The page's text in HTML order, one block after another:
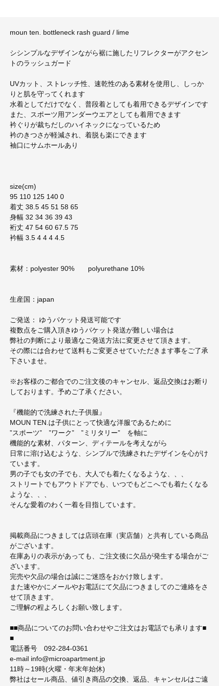
moun ten. bottleneck rash guard / lime
シシンプルなデザインながら裾に施したリフレクターがアクセン
トのラッシュガード
UVカット、ストレッチ性、速乾性のある素材を使用し、しっか
りと肌を守ってくれます
水着としてだけでなく、普段着としても着用できるデザインです
また、スポーツ用アンダーウエアとしても着用できます
衿ぐりが裁ちだしのハイネックになっているため
衿のきつさが軽減され、着脱も楽にできます
袖口にサムホールあり
size(cm)
95 110 125 140 0
着丈 38.5 45 51 58 65
身幅 32 34 36 39 43
裄丈 47 54 60 67.5 75
衿幅 3.5 4 4 4 4.5
素材：polyester 90% polyurethane 10%
生産国：japan
ご発送： ゆうパケット発送可能です
複数点をご購入頂きゆうパケット発送が難しい場合は
弊社の判断により最適なご発送方法に変更させて頂きます。
その際には合わせて送料もご変更させていただきます事をご了承
下さいませ。
※お客様のご都合でのご注文後のキャンセル、返品交換はお断り
しております。予めご了承ください。
『機能的で洗練された子供服』
MOUN TEN.は子供にとって快適な洋服であるために
”スポーツ” ”ワーク” ”ミリタリー” を軸に
機能的な素材、パターン、ディテールを考えながら
日常に溶け込むような、シンプルで洗練されたデザインを心がけ
ています。
男の子でも女の子でも、大人でも着たくなるような、、、
ストリートでもアウトドアでも、いつでもどこへでも着たくなる
ような、、、
そんな愛着のわく一着を目指しています。
掲載商品につきましては店頭在庫（実店舗）と共有している商品
がございます。
在庫ありの表示があっても、ご注文後に欠品が発生する場合がご
ざいます。
完売や欠品の場合は誠にご迷惑をおかけ致します。
また速やかにメールやお電話にて欠品につきましてのご連絡をさ
せて頂きます。
ご理解の程よろしくお願い致します。
■■商品についてのお問い合わせやご注文はお電話でも承ります■
■
電話番号 092-284-0361
e-mail info@microapartment.jp
11時～19時(火曜・年末年始休)
弊社はセール商品、値引き商品の交換、返品、キャンセルはご遠